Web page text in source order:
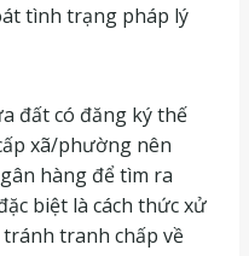
tình trạng pháp lý
đất có đăng ký thế
xã/phường nên
hàng để tìm ra
biệt là cách thức xử
tranh chấp về